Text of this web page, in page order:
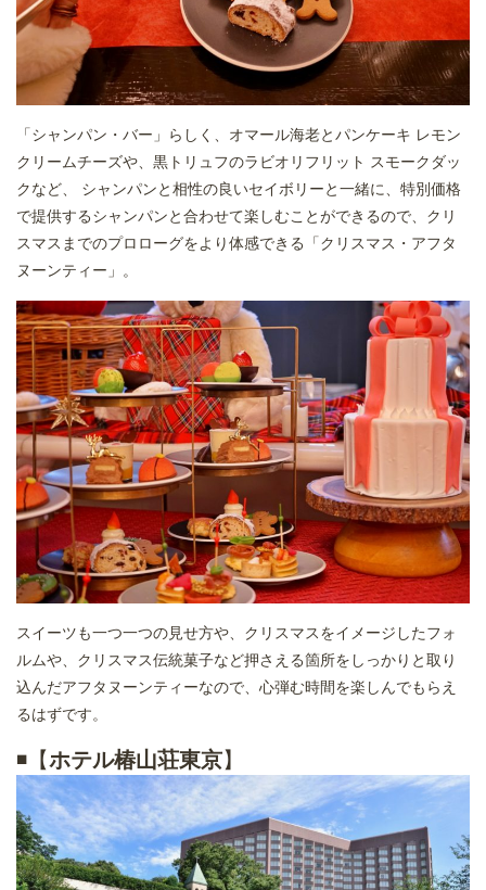
「シャンパン・バー」らしく、オマール海老とパンケーキ レモン
クリームチーズや、黒トリュフのラビオリフリット スモークダッ
クなど、 シャンパンと相性の良いセイボリーと一緒に、特別価格
で提供するシャンパンと合わせて楽しむことができるので、クリ
スマスまでのプロローグをより体感できる「クリスマス・アフタ
ヌーンティー」。
スイーツも一つ一つの見せ方や、クリスマスをイメージしたフォ
ルムや、クリスマス伝統菓子など押さえる箇所をしっかりと取り
込んだアフタヌーンティーなので、心弾む時間を楽しんでもらえ
るはずです。
◾️【ホテル椿山荘東京】